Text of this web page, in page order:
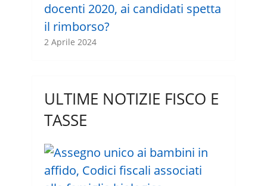
docenti 2020, ai candidati spetta
il rimborso?
2 Aprile 2024
ULTIME NOTIZIE FISCO E
TASSE